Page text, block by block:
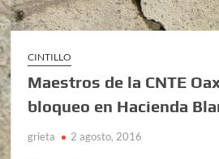
CINTILLO
Maestros de la CNTE
bloqueo en Hacienda
grieta 2 agosto, 2016